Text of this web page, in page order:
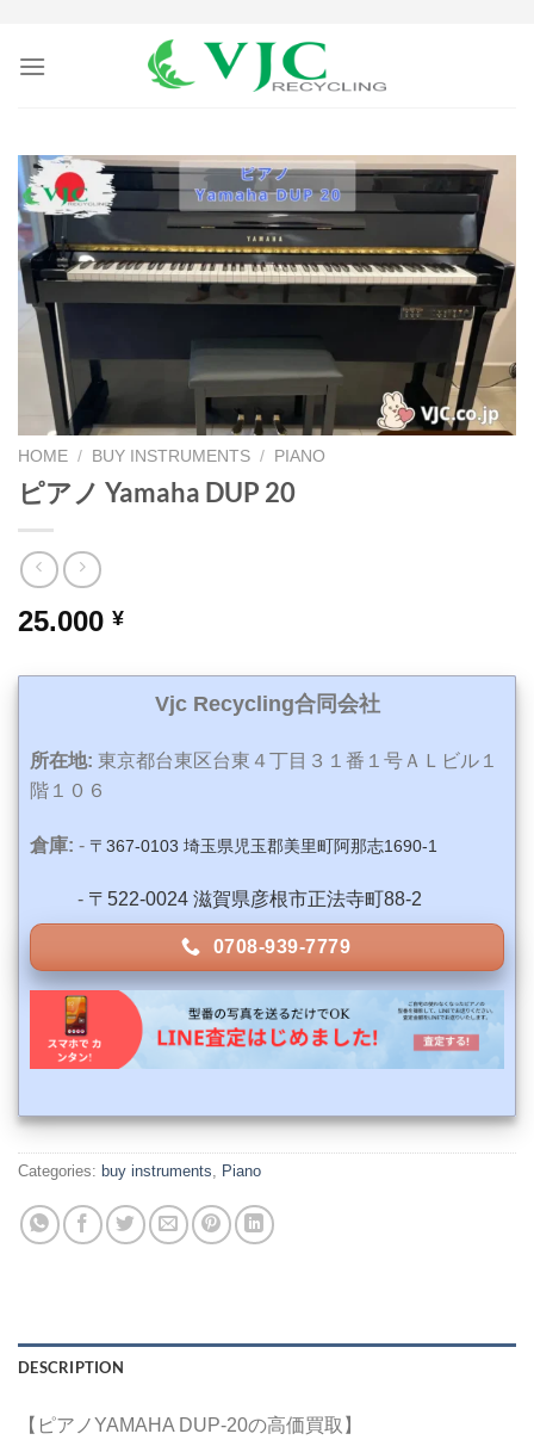
HOME / BUY INSTRUMENTS / PIANO
ピアノ Yamaha DUP 20
25.000 ¥
Vjc Recycling合同会社
所在地: 東京都台東区台東４丁目３１番１号ＡＬビル１
階１０６
倉庫: - 〒367-0103 埼玉県児玉郡美里町阿那志1690-1
- 〒522-0024 滋賀県彦根市正法寺町88-2
0708-939-7779
Categories: buy instruments, Piano
DESCRIPTION
【ピアノYAMAHA DUP-20の高価買取】